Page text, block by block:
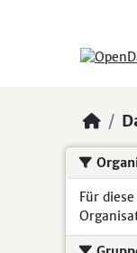
Für